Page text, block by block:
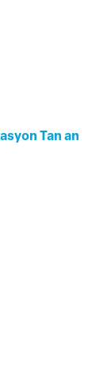
Tan an